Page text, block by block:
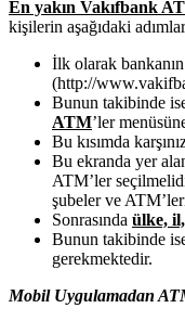
En yakın Vakıfbank
kişilerin aşağıdaki
İlk olarak
(http://
Bunun takibinde
ATM’ler
Bu kısımda
Bu ekranda yer
ATM’ler
şubeler ve
Sonrasında ülke,
Bunun takibinde
gerekmektedir.
Mobil Uygulamadan